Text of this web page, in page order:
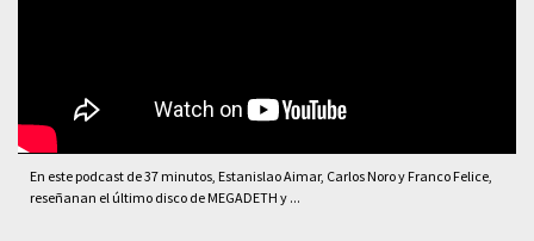
En este podcast de 37 minutos, Estanislao Aimar, Carlos Noro y Franco Felice,
reseñanan el último disco de MEGADETH y ...